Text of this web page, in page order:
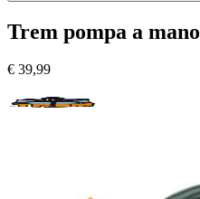
Trem pompa a
€ 39,99